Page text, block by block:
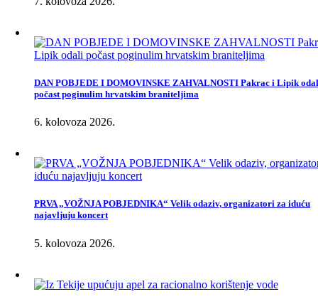
DAN POBJEDE I DOMOVINSKE ZAHVALNOSTI Pakrac i Lipik
počast poginulim hrvatskim braniteljima
6. kolovoza 2026.
PRVA „VOŽNJA POBJEDNIKA“ Velik odaziv, organizatori za iduću
najavljuju koncert
5. kolovoza 2026.